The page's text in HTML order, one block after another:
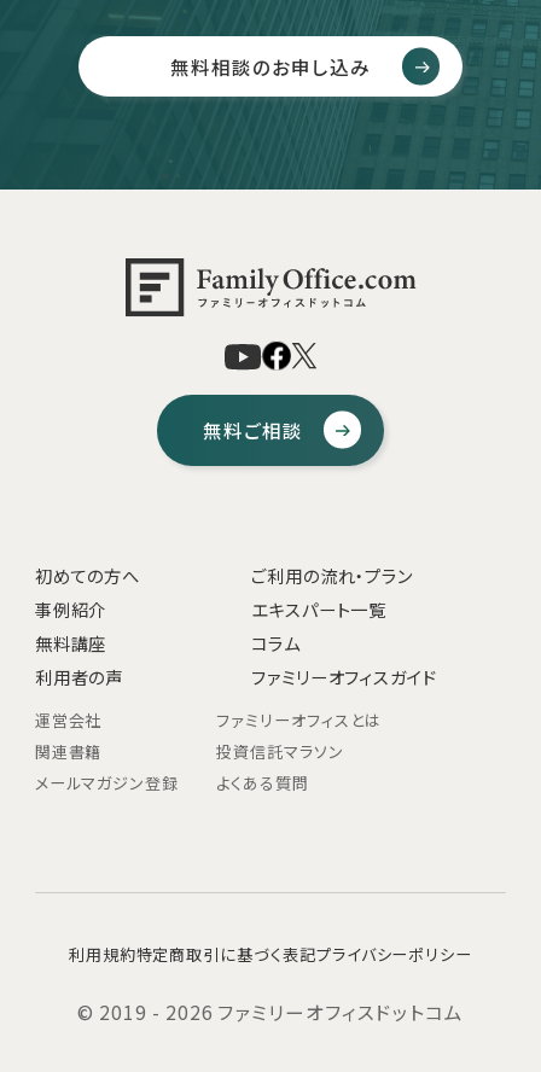
無料相談のお申し込み
無料ご相談
初めての方へ
ご利用の流れ・プラン
事例紹介
エキスパート一覧
無料講座
コラム
利用者の声
ファミリーオフィスガイド
運営会社
ファミリーオフィスとは
関連書籍
投資信託マラソン
メールマガジン登録
よくある質問
利用規約特定商取引に基づく表記プライバシーポリシー
© 2019 - 2026 ファミリーオフィスドットコム